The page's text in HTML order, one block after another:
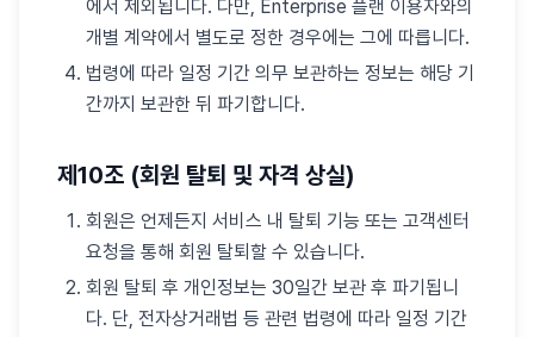
에서 제외됩니다. 다만, Enterprise 플랜 이용자와의
개별 계약에서 별도로 정한 경우에는 그에 따릅니다.
법령에 따라 일정 기간 의무 보관하는 정보는 해당 기
간까지 보관한 뒤 파기합니다.
제10조 (회원 탈퇴 및 자격 상실)
회원은 언제든지 서비스 내 탈퇴 기능 또는 고객센터
요청을 통해 회원 탈퇴할 수 있습니다.
회원 탈퇴 후 개인정보는 30일간 보관 후 파기됩니
다. 단, 전자상거래법 등 관련 법령에 따라 일정 기간